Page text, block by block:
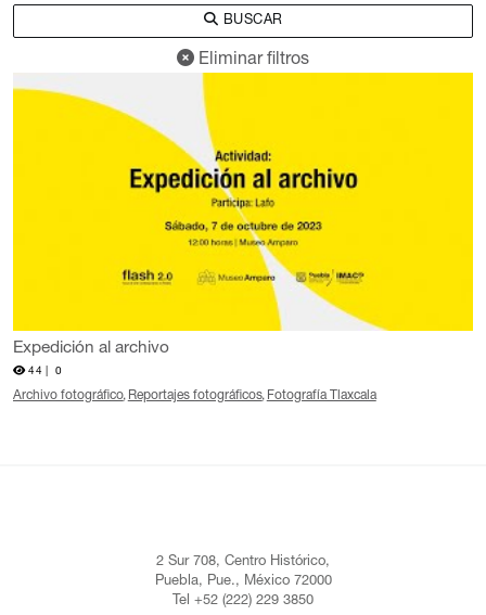
BUSCAR
Eliminar filtros
Expedición al archivo
44 | 0
Archivo fotográfico Reportajes fotográficos Fotografía Tlaxcala
2 Sur 708, Centro Histórico,
Puebla, Pue., México 72000
Tel +52 (222) 229 3850